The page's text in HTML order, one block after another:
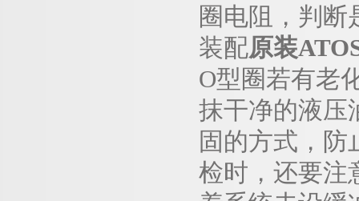
圈电阻，判断
装配原装
O型圈若有老
抹干净的液压
固的方式，
检时，还要注